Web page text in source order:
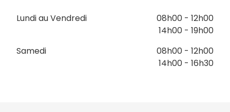
Lundi au Vendredi
08h00 - 12h00
14h00 - 19h00
Samedi
08h00 - 12h00
14h00 - 16h30